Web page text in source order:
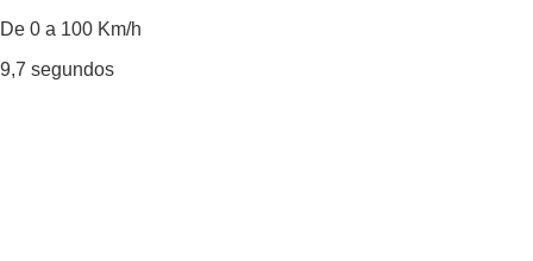
De 0 a 100 Km/h
9,7 segundos